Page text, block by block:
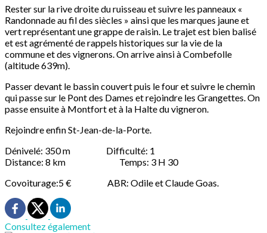
Rester sur la rive droite du ruisseau et suivre les panneaux «
Randonnade au fil des siècles » ainsi que les marques jaune et
vert représentant une grappe de raisin. Le trajet est bien balisé
et est agrémenté de rappels historiques sur la vie de la
commune et des vignerons. On arrive ainsi à Combefolle
(altitude 639m).
Passer devant le bassin couvert puis le four et suivre le chemin
qui passe sur le Pont des Dames et rejoindre les Grangettes. On
passe ensuite à Montfort et à la Halte du vigneron.
Rejoindre enfin St-Jean-de-la-Porte.
Dénivelé: 350 m Difficulté: 1
Distance: 8 km Temps: 3 H 30
Covoiturage:5 € ABR: Odile et Claude Goas.
Consultez également